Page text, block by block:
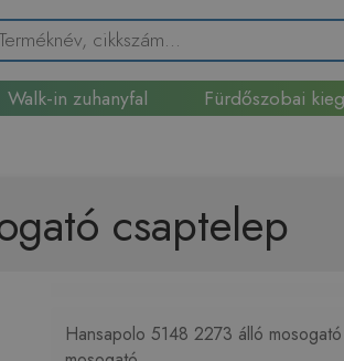
Walk-in zuhanyfal Fürdőszobai
csaptelep
Hansapolo 5148 2273 álló